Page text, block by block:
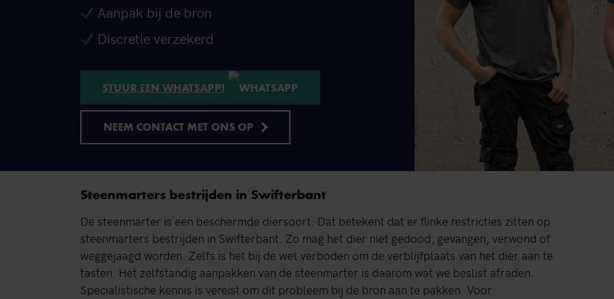
Aanpak bij de bron
Discretie verzekerd
STUUR EEN WHATSAPP!
NEEM CONTACT MET ONS OP
Steenmarters bestrijden in Swifterbant
De steenmarter is een beschermde diersoort. Dat betekent dat er flinke restricties zitten op
steenmarters bestrijden in Swifterbant. Zo mag het dier niet gedood, gevangen, verwond of
weggejaagd worden. Zelfs is het bij de wet verboden om de verblijfplaats van het dier aan te
tasten. Het zelfstandig aanpakken van de steenmarter is daarom wat we beslist afraden.
Specialistische kennis is vereist om dit probleem bij de bron aan te pakken. Voor